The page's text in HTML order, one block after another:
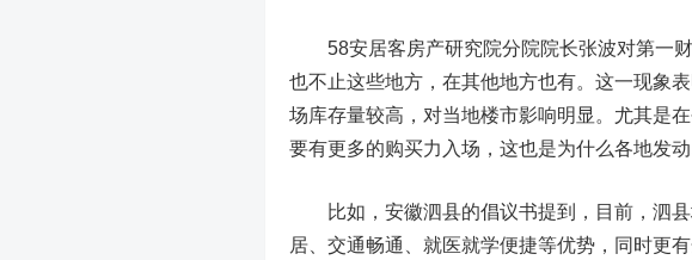
58安居客房产研究院分院院长张波对第一财
也不止这些地方，在其他地方也有。这一现象
场库存量较高，对当地楼市影响明显。尤其是
要有更多的购买力入场，这也是为什么各地发
比如，安徽泗县的倡议书提到，目前， 泗
居、交通畅通、就医就学便捷等优势，同时更